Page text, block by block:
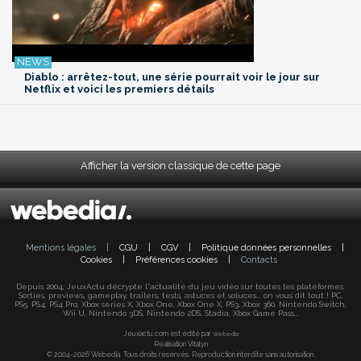
Diablo : arrêtez-tout, une série pourrait voir le jour sur
Netflix et voici les premiers détails
Afficher la version classique de cette page
Mentions légales CGU CGV Politique données personnelles
Cookies
Préférences cookies Contacts
Depuis 2004, JeuxActu décrypte l'actualité du jeu vidéo sur toutes les plateformes.
Sorties, previews, gameplay, trailers, tests, astuces et soluces... on vous dit tout ! PC,
PS5, PS4, PS4 Pro, Xbox series X, Xbox One, Xbox One X, PS3, Xbox 360, Nintendo Switch,
Wii U, Nintendo 3DS, Nintendo 2DS, Stadia, Xbox Game Pass...
Jeuxactu.com est édité par Webedia
Réalisation Vitalyn
© 2004-2026 Webedia. Tous droits réservés. Reproduction interdite sans autorisation.